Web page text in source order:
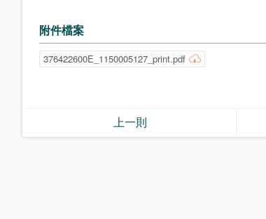
附件檔案
376422600E_1150005127_print.pdf
上一則